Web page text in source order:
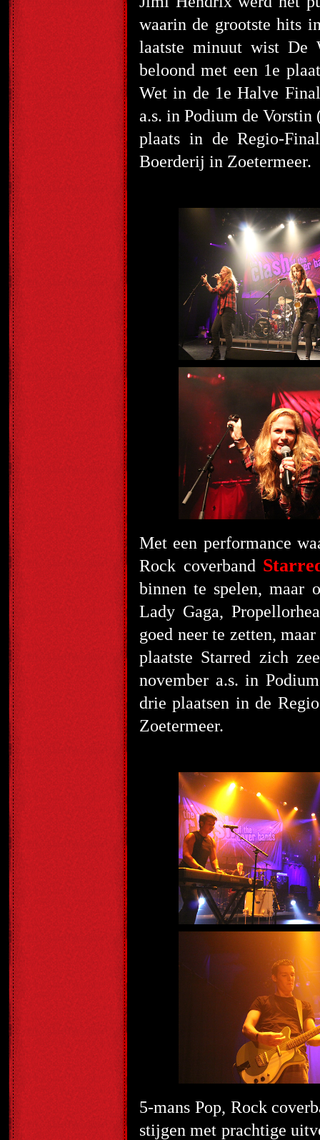
waarin de grootste hits
laatste minuut wist De
beloond met een 1e
Wet in de 1e Halve
a.s. in Podium de
plaats in de Regio-
Boerderij in Zoetermeer.
Met een performance
Rock coverband
binnen te spelen, maar
Lady Gaga,
goed neer te zetten,
plaatste Starred zich
november a.s. in
drie plaatsen in de
Zoetermeer.
5-mans Pop, Rock
stijgen met prachtige